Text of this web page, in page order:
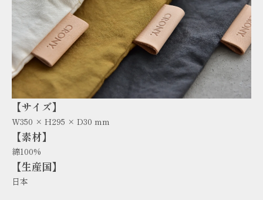
【サイズ】
W350 × H295 × D30 mm
【素材】
綿100%
【生産国】
日本